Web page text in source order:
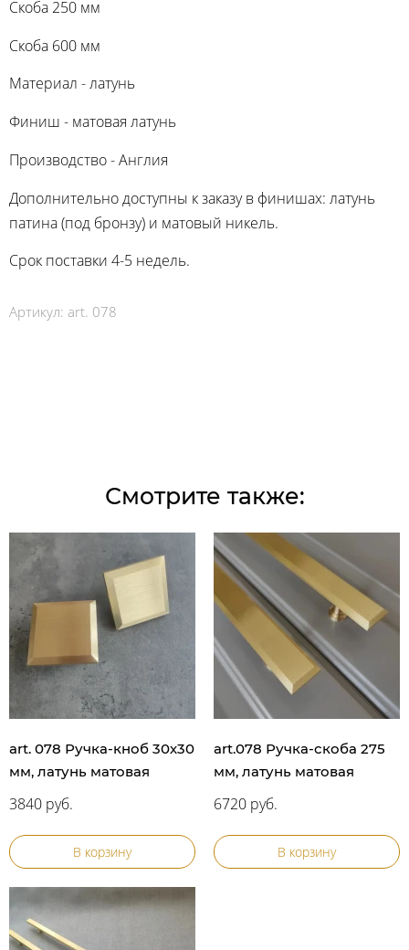
Скоба 250 мм
Скоба 600 мм
Материал - латунь
Финиш - матовая латунь
Производство - Англия
Дополнительно доступны к заказу в финишах: латунь
патина (под бронзу) и матовый никель.
Срок поставки 4-5 недель.
Артикул: art. 078
Смотрите также:
art. 078 Ручка-кноб 30х30
мм, латунь матовая
3840 руб.
В корзину
art.078 Ручка-скоба 275
мм, латунь матовая
6720 руб.
В корзину